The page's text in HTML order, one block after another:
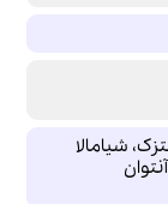
شیامالا